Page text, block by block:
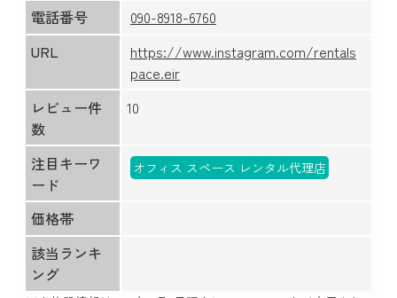
電話番号
090-8918-6760
URL
https://www.instagram.com/rentals
pace.eir
レビュー件
数
10
注目キーワ
ード
オフィス スペース レンタル代理店
価格帯
該当ランキ
ング